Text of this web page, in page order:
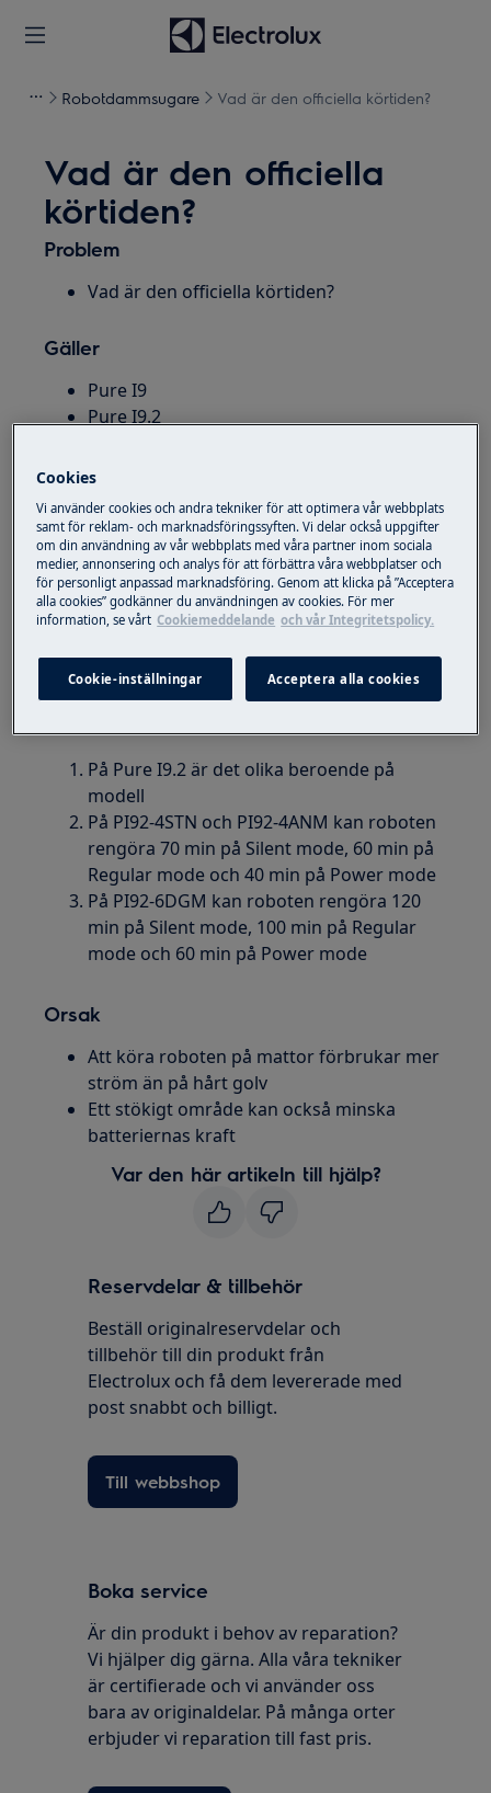
Robotdammsugare Vad är den officiella körtiden?
Vad är den officiella
körtiden?
Problem
Vad är den officiella körtiden?
Gäller
Pure I9
Pure I9.2
Lösning
Körtid beror på vilken modell du har och med
vilket effektläge du kör roboten med
Pure I9
På Pure I9 kan roboten rengöra i 40 min på
Power mode
På Pure I9.2 är det olika beroende på
modell
På PI92-4STN och PI92-4ANM kan roboten
rengöra 70 min på Silent mode, 60 min på
Regular mode och 40 min på Power mode
På PI92-6DGM kan roboten rengöra 120
min på Silent mode, 100 min på Regular
mode och 60 min på Power mode
Orsak
Att köra roboten på mattor förbrukar mer
ström än på hårt golv
Ett stökigt område kan också minska
batteriernas kraft
Var den här artikeln till hjälp?
Reservdelar & tillbehör
Beställ originalreservdelar och
tillbehör till din produkt från
Electrolux och få dem levererade med
post snabbt och billigt.
Till webbshop
Boka service
Är din produkt i behov av reparation?
Vi hjälper dig gärna. Alla våra tekniker
är certifierade och vi använder oss
bara av originaldelar. På många orter
erbjuder vi reparation till fast pris.
Cookies
Vi använder cookies och andra tekniker för att optimera vår webbplats
samt för reklam- och marknadsföringssyften. Vi delar också uppgifter
om din användning av vår webbplats med våra partner inom sociala
medier, annonsering och analys för att förbättra våra webbplatser och
för personligt anpassad marknadsföring. Genom att klicka på ”Acceptera
alla cookies” godkänner du användningen av cookies. För mer
information, se vårt Cookiemeddelande och vår Integritetspolicy.
Cookie-inställningar Acceptera alla cookies